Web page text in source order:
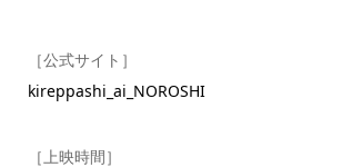
［公式サイト］
kireppashi_ai_NOROSHI
［上映時間］